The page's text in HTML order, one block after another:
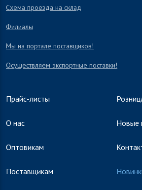
Схема проезда на склад
Филиалы
Мы на портале поставщиков!
Осуществляем экспортные поставки!
Прайс-листы
О нас
Оптовикам
Поставщикам
Новые